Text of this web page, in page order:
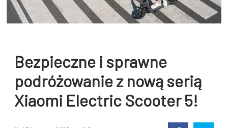
Bezpieczne i sprawne
podróżowanie z nową serią
Xiaomi Electric Scooter 5!